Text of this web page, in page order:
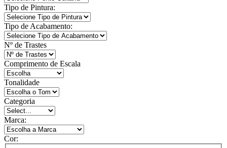
Tipo de Pintura:
Tipo de Acabamento:
Nº de Trastes
Comprimento de Escala
Tonalidade
Categoria
Marca:
Cor: